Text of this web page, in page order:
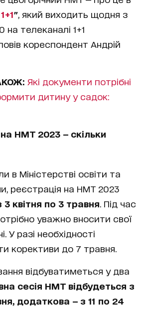
" , який виходить щодня з
на телеканалі 1+1
кореспондент Андрій
Які документи потрібні
дитину у садок:
НМТ 2023 — скільки
в Міністерстві освіти та
реєстрація на НМТ 2023
3 квітня по 3 травня . Під час
уважно вносити свої
У разі необхідності
корективи до 7 травня.
відбуватиметься у два
сесія НМТ відбудеться з
додаткова — з 11 по 24